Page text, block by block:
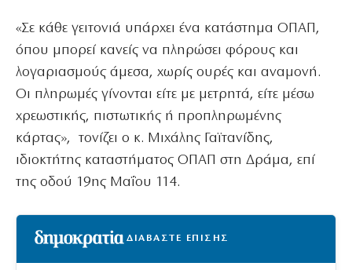
«Σε κάθε γειτονιά υπάρχει ένα κατάστημα ΟΠΑΠ,
όπου μπορεί κανείς να πληρώσει φόρους και
λογαριασμούς άμεσα, χωρίς ουρές και αναμονή.
Οι πληρωμές γίνονται είτε με μετρητά, είτε μέσω
χρεωστικής, πιστωτικής ή προπληρωμένης
κάρτας», τονίζει ο κ. Μιχάλης Γαϊτανίδης,
ιδιοκτήτης καταστήματος ΟΠΑΠ στη Δράμα, επί
της οδού 19ης Μαΐου 114.
ΔΙΑΒΑΣΤΕ ΕΠΙΣΗΣ